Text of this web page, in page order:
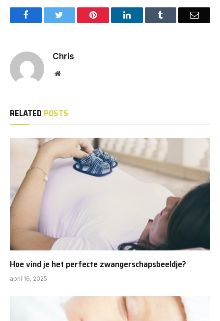
Facebook Pinterest LinkedIn Email
Chris
Website
RELATED POSTS
Hoe vind je het perfecte zwangerschapsbeeldje?
april 16, 2025